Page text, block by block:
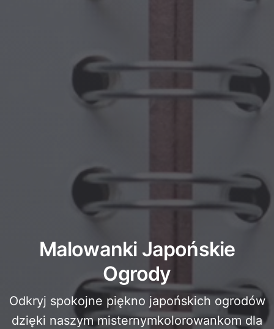
Malowanki Japońskie
Ogrody
Odkryj spokojne piękno japońskich ogrodów
dzięki naszym misternymkolorowankom dla